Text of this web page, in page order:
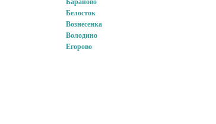
Бараново
Белосток
Вознесенка
Володино
Егорово